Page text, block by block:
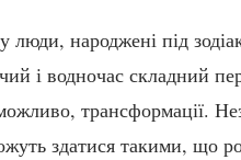
люди, народжені під
і водночас складний
трансформації.
здатися такими, що